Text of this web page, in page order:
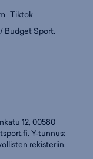
Tiktok
Budget Sport.
12, 00580
. Y-tunnus:
rekisteriin.